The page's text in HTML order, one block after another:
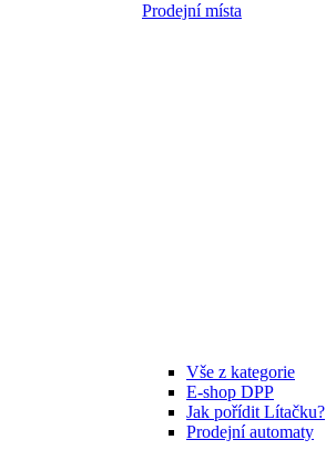
Prodejní místa
Vše z kategorie
E-shop DPP
Jak pořídit Lítačku?
Prodejní automaty